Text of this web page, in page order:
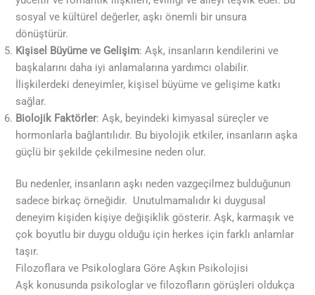
sosyal ve kültürel değerler, aşkı önemli bir unsura
dönüştürür.
Kişisel Büyüme ve Gelişim: Aşk, insanların kendilerini ve
başkalarını daha iyi anlamalarına yardımcı olabilir.
İlişkilerdeki deneyimler, kişisel büyüme ve gelişime katkı
sağlar.
Biolojik Faktörler: Aşk, beyindeki kimyasal süreçler ve
hormonlarla bağlantılıdır. Bu biyolojik etkiler, insanların aşka
güçlü bir şekilde çekilmesine neden olur.
Bu nedenler, insanların aşkı neden vazgeçilmez bulduğunun
sadece birkaç örneğidir. Unutulmamalıdır ki duygusal
deneyim kişiden kişiye değişiklik gösterir. Aşk, karmaşık ve
çok boyutlu bir duygu olduğu için herkes için farklı anlamlar
taşır.
Filozoflara ve Psikologlara Göre Aşkın Psikolojisi
Aşk konusunda psikologlar ve filozofların görüşleri oldukça